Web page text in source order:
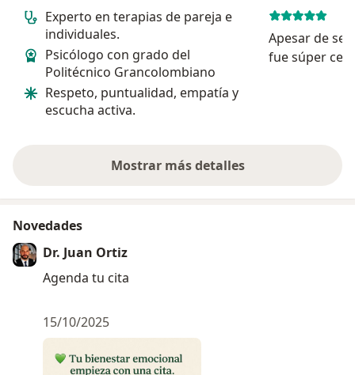
Experto en terapias de pareja e
individuales.
Psicólogo con grado del
Politécnico Grancolombiano
Respeto, puntualidad, empatía y
escucha activa.
Apesar de
fue súper
Mostrar más detalles
sobre la experiencia
Novedades
Dr. Juan Ortiz
Agenda tu cita
15/10/2025